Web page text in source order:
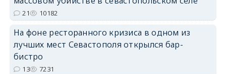
21 10182
На фоне ресторанного кризиса в одном из
лучших мест Севастополя открылся бар-
бистро
13 7231